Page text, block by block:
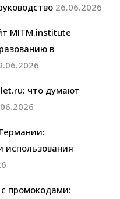
26.06.2026
MITM.institute
в
что думают
использования
промокодами: